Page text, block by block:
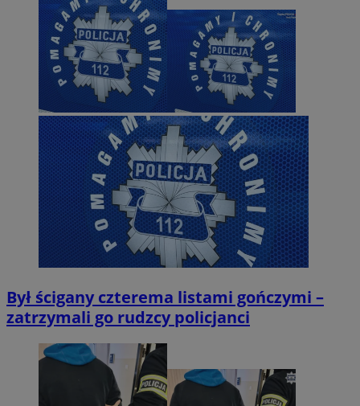
Był ścigany czterema listami gończymi –
zatrzymali go rudzcy policjanci